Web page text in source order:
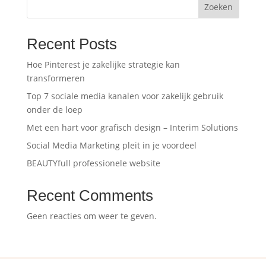
Zoeken
Recent Posts
Hoe Pinterest je zakelijke strategie kan
transformeren
Top 7 sociale media kanalen voor zakelijk gebruik
onder de loep
Met een hart voor grafisch design – Interim Solutions
Social Media Marketing pleit in je voordeel
BEAUTYfull professionele website
Recent Comments
Geen reacties om weer te geven.